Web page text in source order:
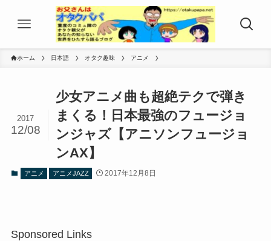
ホーム 日本語 オタク趣味 アニメ
少女アニメ曲も超絶テクで弾き
まくる！日本最強のフュージョ
ンジャズ【アニソンフュージョ
ンAX】
2017
12/08
アニメ アニメJAZZ 2017年12月8日
Sponsored Links